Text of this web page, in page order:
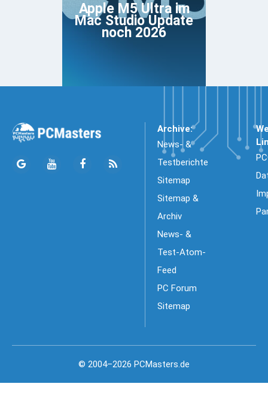
Apple M5 Ultra im
Mac Studio Update
noch 2026
Archive:
News- &
Testberichte
Sitemap
Sitemap &
Archiv
News- &
Test-Atom-
Feed
PC Forum
Sitemap
© 2004–2026 PCMasters.de